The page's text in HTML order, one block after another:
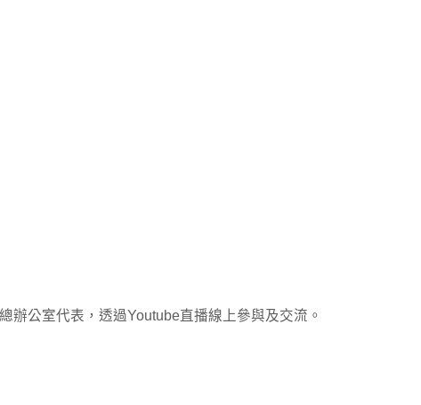
公室代表，透過Youtube直播線上參與及交流。